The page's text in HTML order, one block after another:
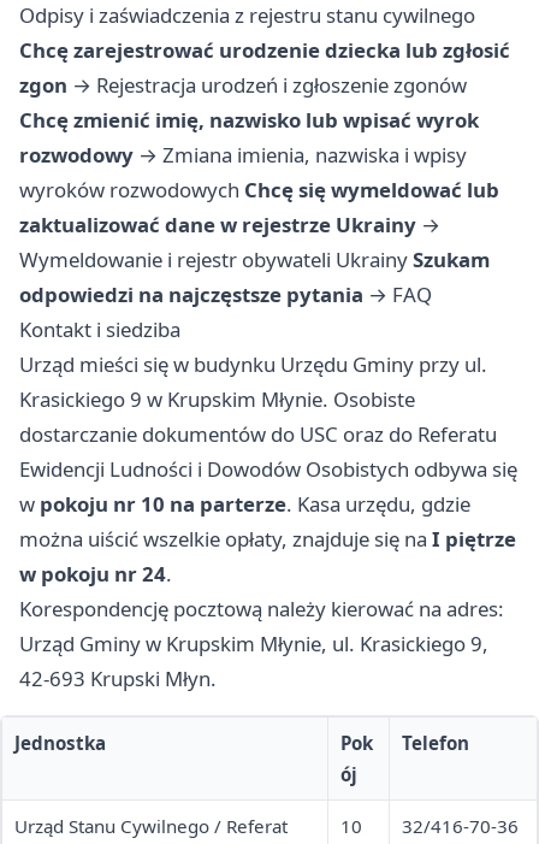
Odpisy i zaświadczenia z rejestru stanu cywilnego
Chcę zarejestrować urodzenie dziecka lub zgłosić
zgon → Rejestracja urodzeń i zgłoszenie zgonów
Chcę zmienić imię, nazwisko lub wpisać wyrok
rozwodowy → Zmiana imienia, nazwiska i wpisy
wyroków rozwodowych Chcę się wymeldować lub
zaktualizować dane w rejestrze Ukrainy →
Wymeldowanie i rejestr obywateli UkrainySzukam
odpowiedzi na najczęstsze pytania → FAQ
Kontakt i siedziba
Urząd mieści się w budynku Urzędu Gminy przy ul.
Krasickiego 9 w Krupskim Młynie. Osobiste
dostarczanie dokumentów do USC oraz do Referatu
Ewidencji Ludności i Dowodów Osobistych odbywa się
w pokoju nr 10 na parterze. Kasa urzędu, gdzie
można uiścić wszelkie opłaty, znajduje się na I piętrze
w pokoju nr 24.
Korespondencję pocztową należy kierować na adres:
Urząd Gminy w Krupskim Młynie, ul. Krasickiego 9,
42-693 Krupski Młyn.
Jednostka
Pok
ój
Telefon
Urząd Stanu Cywilnego / Referat
10
32/416-70-36